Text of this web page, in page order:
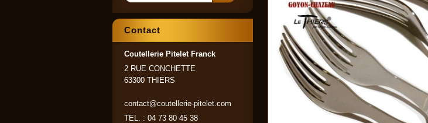
Contact
Coutellerie Pitelet Franck
2 RUE CONCHETTE
63300 THIERS
contact@coutellerie-pitelet.com
TEL. : 04 73 80 45 38